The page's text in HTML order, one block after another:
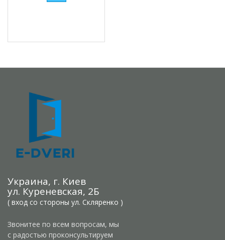
Украина, г. Киев
ул. Куреневская, 2Б
( вход со стороны ул. Скляренко )
Звонитее по всем вопросам, мы
с радостью проконсультируем